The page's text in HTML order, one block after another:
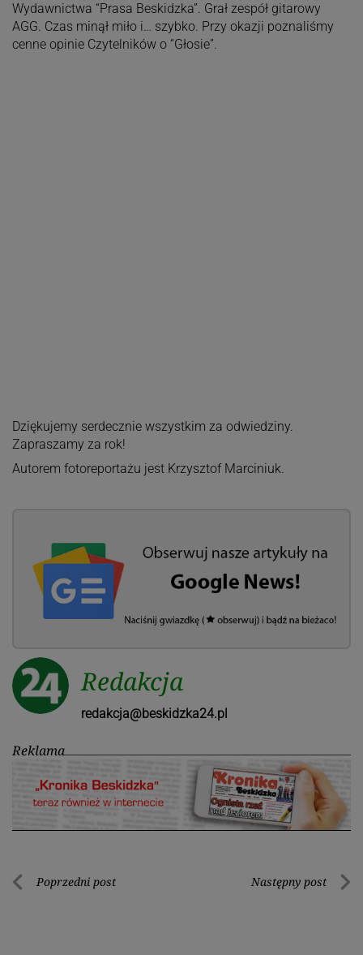
Wydawnictwa “Prasa Beskidzka”. Grał zespół gitarowy
AGG. Czas minął miło i… szybko. Przy okazji poznaliśmy
cenne opinie Czytelników o “Głosie”.
Dziękujemy serdecznie wszystkim za odwiedziny.
Zapraszamy za rok!
Autorem fotoreportażu jest Krzysztof Marciniuk.
Redakcja
redakcja@beskidzka24.pl
Reklama
Nawigacja
Poprzedni post Następny post